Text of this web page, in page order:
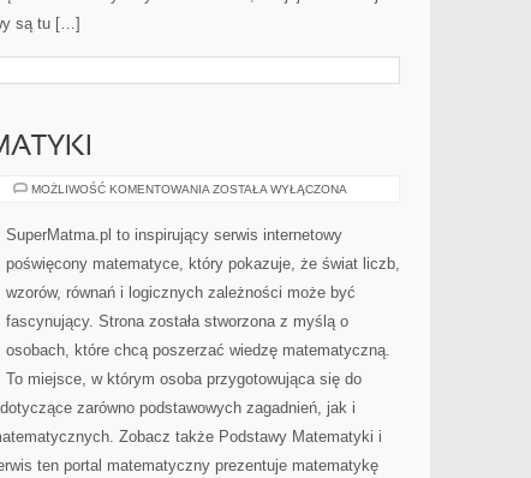
są tu […]
MOŻLIWOŚĆ KOMENTOWANIA PODSTAWY
ZOSTAŁA WYŁĄCZONA
SuperMatma.pl to inspirujący serwis internetowy
poświęcony matematyce, który pokazuje, że świat liczb,
wzorów, równań i logicznych zależności może być
fascynujący. Strona została stworzona z myślą o
osobach, które chcą poszerzać wiedzę matematyczną.
To miejsce, w którym osoba przygotowująca się do
zarówno podstawowych zagadnień, jak i
Zobacz także Podstawy Matematyki i
ten portal matematyczny prezentuje matematykę